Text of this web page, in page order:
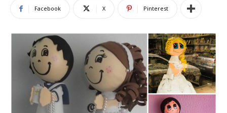
Facebook X Pinterest